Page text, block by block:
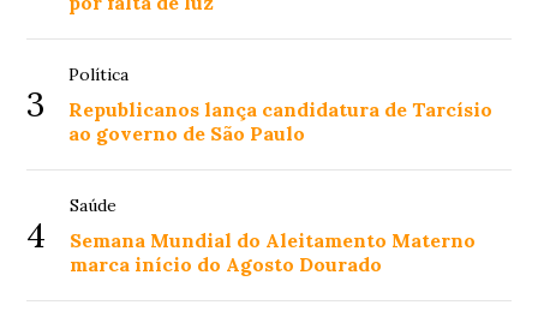
3
Política
Republicanos lança candidatura de Tarcísio
ao governo de São Paulo
4
Saúde
Semana Mundial do Aleitamento Materno
marca início do Agosto Dourado